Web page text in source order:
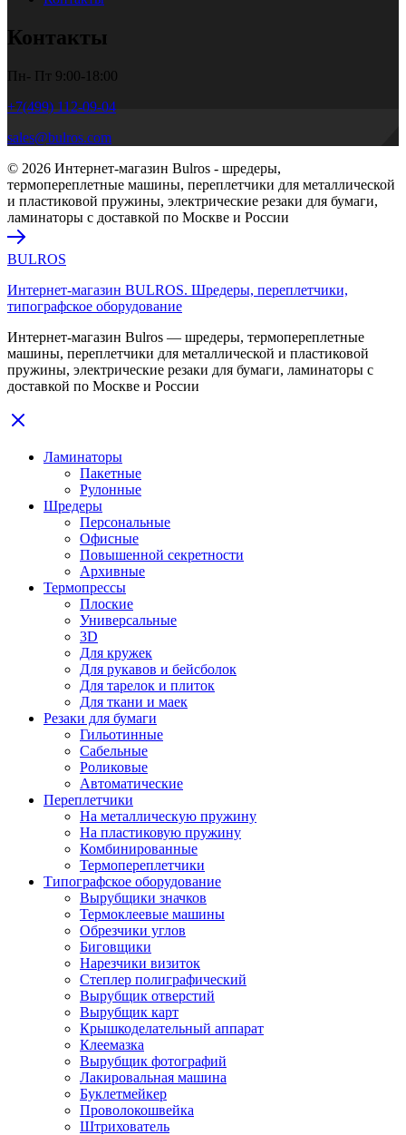
Контакты
Пн- Пт 9:00-18:00
+7(499) 112-09-04
sales@bulros.com
© 2026 Интернет-магазин Bulros - шредеры,
термопереплетные машины, переплетчики для металлической
и пластиковой пружины, электрические резаки для бумаги,
ламинаторы с доставкой по Москве и России
BULROS
Интернет-магазин BULROS. Шредеры, переплетчики,
типографское оборудование
Интернет-магазин Bulros — шредеры, термопереплетные
машины, переплетчики для металлической и пластиковой
пружины, электрические резаки для бумаги, ламинаторы с
доставкой по Москве и России
Ламинаторы
Пакетные
Рулонные
Шредеры
Персональные
Офисные
Повышенной секретности
Архивные
Термопрессы
Плоские
Универсальные
3D
Для кружек
Для рукавов и бейсболок
Для тарелок и плиток
Для ткани и маек
Резаки для бумаги
Гильотинные
Сабельные
Роликовые
Автоматические
Переплетчики
На металлическую пружину
На пластиковую пружину
Комбинированные
Термопереплетчики
Типографское оборудование
Вырубщики значков
Термоклеевые машины
Обрезчики углов
Биговщики
Нарезчики визиток
Степлер полиграфический
Вырубщик отверстий
Вырубщик карт
Крышкоделательный аппарат
Клеемазка
Вырубщик фотографий
Лакировальная машина
Буклетмейкер
Проволокошвейка
Штрихователь